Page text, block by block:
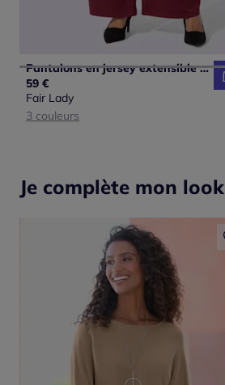
Pantalons en jersey extensible avec ceinture élastique confortable
59 €
Fair Lady
3 couleurs
Je complète mon look